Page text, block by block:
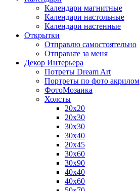
Календари магнитные
Календари настольные
Календари настенные
Открытки
Отправлю самостоятельно
Отправьте за меня
Декор Интерьера
Потреты Dream Art
Портреты по фото акрилом
ФотоМозаика
Холсты
20х20
20х30
30х30
30х40
20х45
30х60
30х90
40х40
40х60